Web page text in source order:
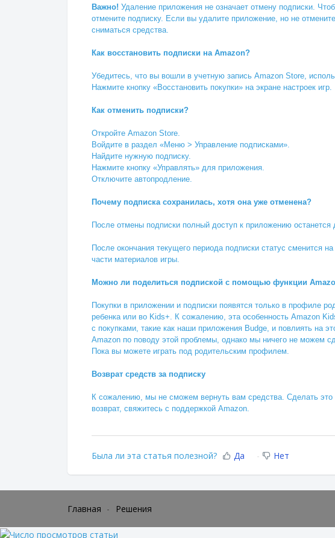
Важно! Удаление приложения не означает отмену подписки.
отмените подписку. Если вы удалите приложение, но не
сниматься средства.
Как восстановить подписки на Amazon?
Убедитесь, что вы вошли в учетную запись Amazon Store,
Нажмите кнопку «Восстановить покупки» на экране настроек игр.
Как отменить подписки?
Откройте Amazon Store.
Войдите в раздел «Меню > Управление подписками».
Найдите нужную подписку.
Нажмите кнопку «Управлять» для приложения.
Отключите автопродление.
Почему подписка сохранилась, хотя она уже отменена?
После отмены подписки полный доступ к приложению останется
После окончания текущего периода подписки статус сменится
части материалов игры.
Можно ли поделиться подпиской с помощью функции
Покупки в приложении и подписки появятся только в профиле
ребенка или во Kids+. К сожалению, эта особенность Amazon
с покупками, такие как наши приложения Budge, и повлиять на
Amazon по поводу этой проблемы, однако мы ничего не можем
Пока вы можете играть под родительским профилем.
Возврат средств за подписку
К сожалению, мы не сможем вернуть вам средства. Сделать это
возврат, свяжитесь с поддержкой Amazon.
Была ли эта статья полезной? Да Нет
Главная Решения